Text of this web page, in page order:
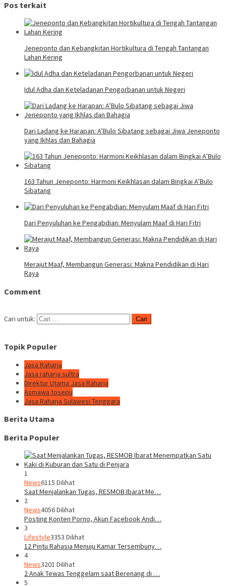
Pos terkait
Jeneponto dan Kebangkitan Hortikultura di Tengah Tantangan
Lahan Kering
Idul Adha dan Keteladanan Pengorbanan untuk Negeri
Dari Ladang ke Harapan: A’Bulo Sibatang sebagai Jiwa Jeneponto
yang Ikhlas dan Bahagia
163 Tahun Jeneponto: Harmoni Keikhlasan dalam Bingkai A’Bulo
Sibatang
Dari Penyuluhan ke Pengabdian: Menyulam Maaf di Hari Fitri
Merajut Maaf, Membangun Generasi: Makna Pendidikan di Hari
Raya
Comment
Cari untuk:
Topik Populer
Jasa Raharja
Jasa raharja sultra
Direktur Utama Jasa Raharja
Asmawa tosepu
Jasa Raharja Sulawesi Tenggara
Berita Utama
Berita Populer
1
News6115 Dilihat
Saat Menjalankan Tugas, RESMOB Ibarat Me…
2
News4056 Dilihat
Posting Konten Porno, Akun Facebook Andi…
3
Lifestyle3353 Dilihat
12 Pintu Rahasia Menuju Kamar Tersembuny…
4
News3201 Dilihat
2 Anak Tewas Tenggelam saat Berenang di …
5